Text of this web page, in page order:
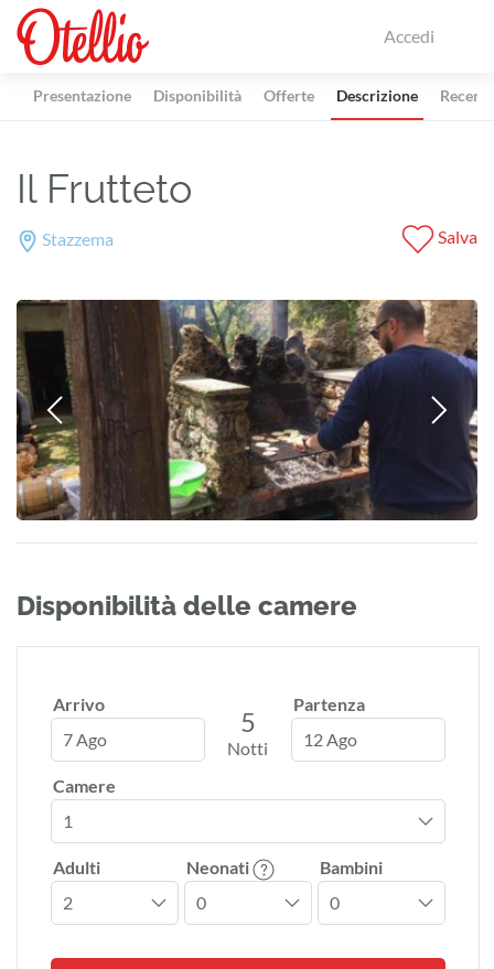
Accedi
Presentazione Disponibilità Offerte Descrizione
Il Frutteto
Stazzema Salva
Disponibilità delle camere
Arrivo
7 Ago
5
Notti
Partenza
12 Ago
Camere
Adulti Neonati Bambini